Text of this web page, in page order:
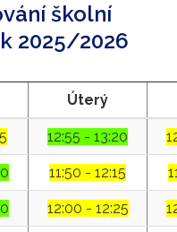
školní
2025/2026
Úterý
12:55 - 13:20
11:50 - 12:15
12:00 - 12:25